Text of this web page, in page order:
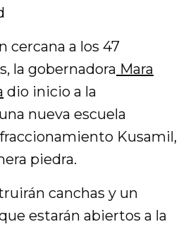
cercana a los 47
la gobernadora Mara
dio inicio a la
nueva escuela
Kusamil,
piedra.
canchas y un
estarán abiertos a la